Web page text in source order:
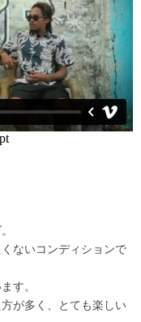
ないコンディションで
す。
が多く、とても楽しい